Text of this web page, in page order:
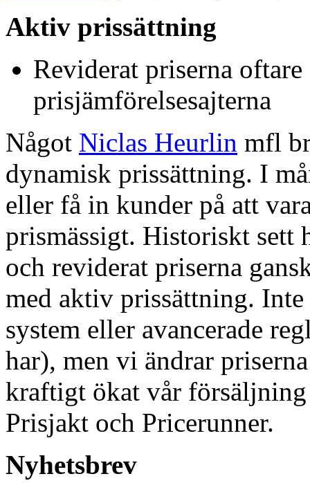
Aktiv prissättning
Reviderat priserna
prisjämförelsesajterna
Något Niclas Heurlin mfl
dynamisk prissättning. I
eller få in kunder på att
prismässigt. Historiskt sett
och reviderat priserna
med aktiv prissättning.
system eller avancerade
har), men vi ändrar
kraftigt ökat vår
Prisjakt och Pricerunner.
Nyhetsbrev